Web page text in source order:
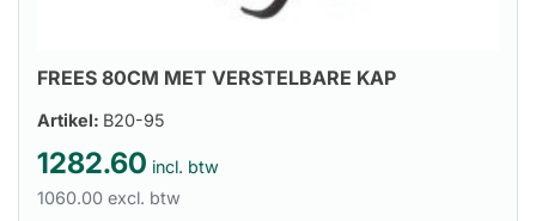
FREES 80CM MET VERSTELBARE KAP
Artikel: B20-95
1282.60 incl. btw
1060.00 excl. btw